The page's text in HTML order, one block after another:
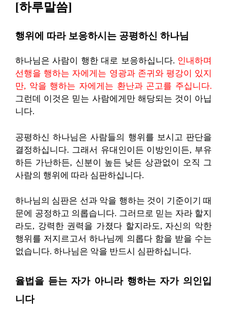
[하루말씀]
행위에 따라 보응하시는 공평하신 하나님
하나님은 사람이 행한 대로 보응하십니다. 인내하며
선행을 행하는 자에게는 영광과 존귀와 평강이 있지
만, 악을 행하는 자에게는 환난과 곤고를 주십니다.
그런데 이것은 믿는 사람에게만 해당되는 것이 아닙
니다.
공평하신 하나님은 사람들의 행위를 보시고 판단을
결정하십니다. 그래서 유대인이든 이방인이든, 부유
하든 가난하든, 신분이 높든 낮든 상관없이 오직 그
사람의 행위에 따라 심판하십니다.
하나님의 심판은 선과 악을 행하는 것이 기준이기 때
문에 공정하고 의롭습니다. 그러므로 믿는 자라 할지
라도, 강력한 권력을 가졌다 할지라도, 자신의 악한
행위를 저지르고서 하나님께 의롭다 함을 받을 수는
없습니다. 하나님은 악을 반드시 심판하십니다.
율법을 듣는 자가 아니라 행하는 자가 의인입
니다